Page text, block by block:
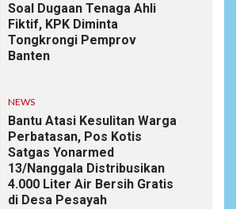
Soal Dugaan Tenaga Ahli
Fiktif, KPK Diminta
Tongkrongi Pemprov
Banten
NEWS
Bantu Atasi Kesulitan Warga
Perbatasan, Pos Kotis
Satgas Yonarmed
13/Nanggala Distribusikan
4.000 Liter Air Bersih Gratis
di Desa Pesayah